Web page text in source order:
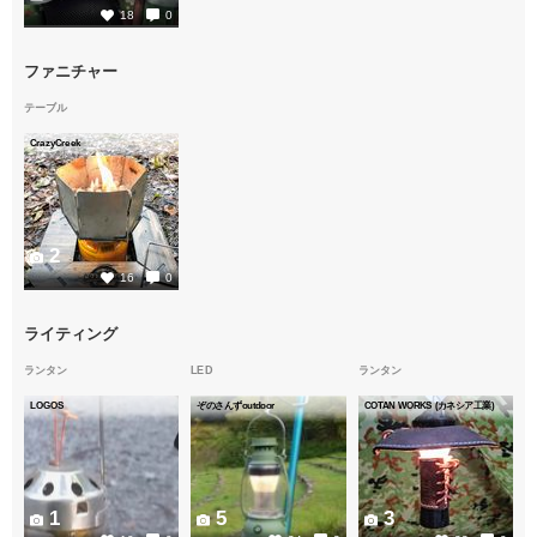
18 0
ファニチャー
テーブル
CrazyCreek
16 0
2
ライティング
ランタン
LOGOS
1
LED
ぞのさんずoutdoor
5
ランタン
COTAN WORKS (カネシア工業)
3